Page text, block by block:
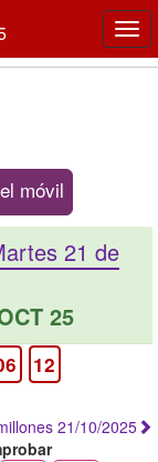
móvil
21 de
25
12
21/10/2025